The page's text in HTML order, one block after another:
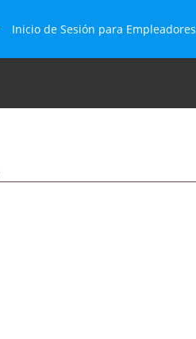
Inicio de Sesión para Empleadores